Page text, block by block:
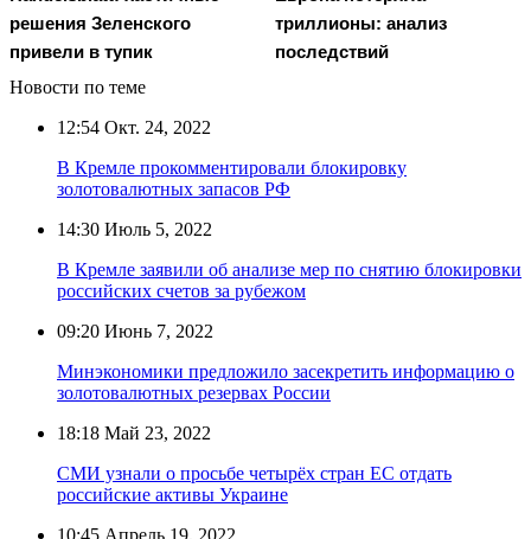
решения Зеленского
привели в тупик
триллионы: анализ
последствий
Новости по теме
12:54 Окт. 24, 2022
В Кремле прокомментировали блокировку
золотовалютных запасов РФ
14:30 Июль 5, 2022
В Кремле заявили об анализе мер по снятию блокировки
российских счетов за рубежом
09:20 Июнь 7, 2022
Минэкономики предложило засекретить информацию о
золотовалютных резервах России
18:18 Май 23, 2022
СМИ узнали о просьбе четырёх стран ЕС отдать
российские активы Украине
10:45 Апрель 19, 2022